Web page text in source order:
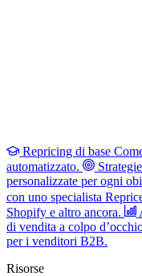
Repricing di base
automatizzato.
personalizzate per ogni
con uno specialista
Shopify e altro ancora.
di vendita a colpo
per i venditori B2B.
Risorse